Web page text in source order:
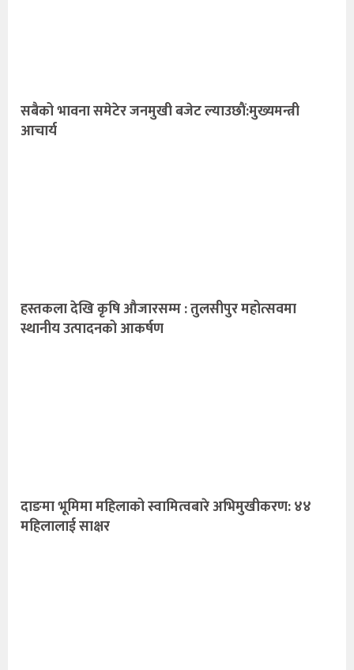
सबैको भावना समेटेर जनमुखी बजेट ल्याउछाैं:मुख्यमन्त्री
आचार्य
हस्तकला देखि कृषि औजारसम्म : तुलसीपुर महोत्सवमा
स्थानीय उत्पादनको आकर्षण
दाङमा भूमिमा महिलाको स्वामित्वबारे अभिमुखीकरण: ४४
महिलालाई साक्षर